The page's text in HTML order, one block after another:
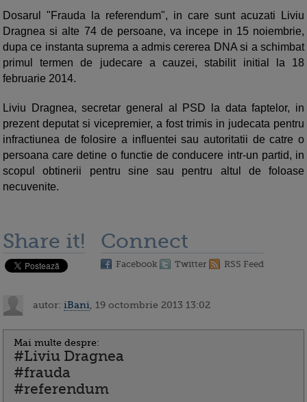
Dosarul "Frauda la referendum", in care sunt acuzati Liviu
Dragnea si alte 74 de persoane, va incepe in 15 noiembrie,
dupa ce instanta suprema a admis cererea DNA si a schimbat
primul termen de judecare a cauzei, stabilit initial la 18
februarie 2014.
Liviu Dragnea, secretar general al PSD la data faptelor, in
prezent deputat si vicepremier, a fost trimis in judecata pentru
infractiunea de folosire a influentei sau autoritatii de catre o
persoana care detine o functie de conducere intr-un partid, in
scopul obtinerii pentru sine sau pentru altul de foloase
necuvenite.
Share it! Connect
Facebook Twitter RSS Feed
autor: iBani , 19 octombrie 2013 13:02
Mai multe despre:
#Liviu Dragnea
#frauda
#referendum